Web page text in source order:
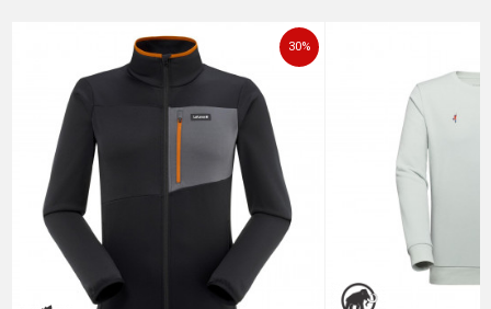
POŠALJI
30%